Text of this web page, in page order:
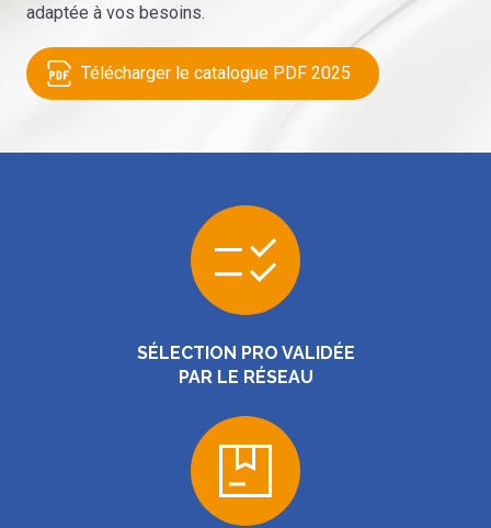
adaptée à vos besoins.
Télécharger le catalogue PDF 2025
SÉLECTION PRO VALIDÉE
PAR LE RÉSEAU